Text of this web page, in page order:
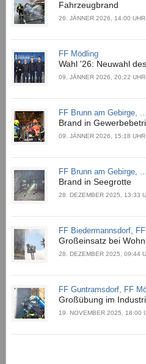
Fahrzeugbrand
26. JÄNNER 2026, 14:00 UHR
FF Mödling
Wahl '26: Neuwahl
09. JÄNNER 2026, 20:22 UHR
FF Brunn am Gebirge, ...
Brand in
09. JÄNNER 2026, 15:18 UHR
FF Brunn am Gebirge, ...
Brand in Seegrotte
28. DEZEMBER 2025, 13:33
FF Biedermannsdorf,
Großeinsatz bei
28. DEZEMBER 2025, 09:44
FF Guntramsdorf, FF
Großübung im
19. NOVEMBER 2025, 18:00